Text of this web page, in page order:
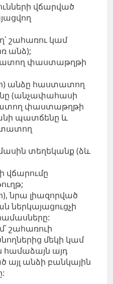
վճարված
շահառու կամ
անձ);
փաստաթղթի
անձը հաստատող
(անչափահասի
փաստաթղթի
պատճենը և
տեղեկանք (ձև
վճարումը
նրա լիազորված
ներկայացուցչի
շահառուի
մեկի կամ
համաձայն այդ
անձի բանկային